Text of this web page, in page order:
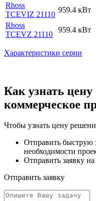
Rhoss
TCEVIZ 21110
959.4 кВт
Rhoss
TCEVZ 21110
959.4 кВт
Характеристики серии
Как узнать
коммерческое
Чтобы узнать цену
Отправить быструю
необходимости
Отправить заявку на
Отправить заявку